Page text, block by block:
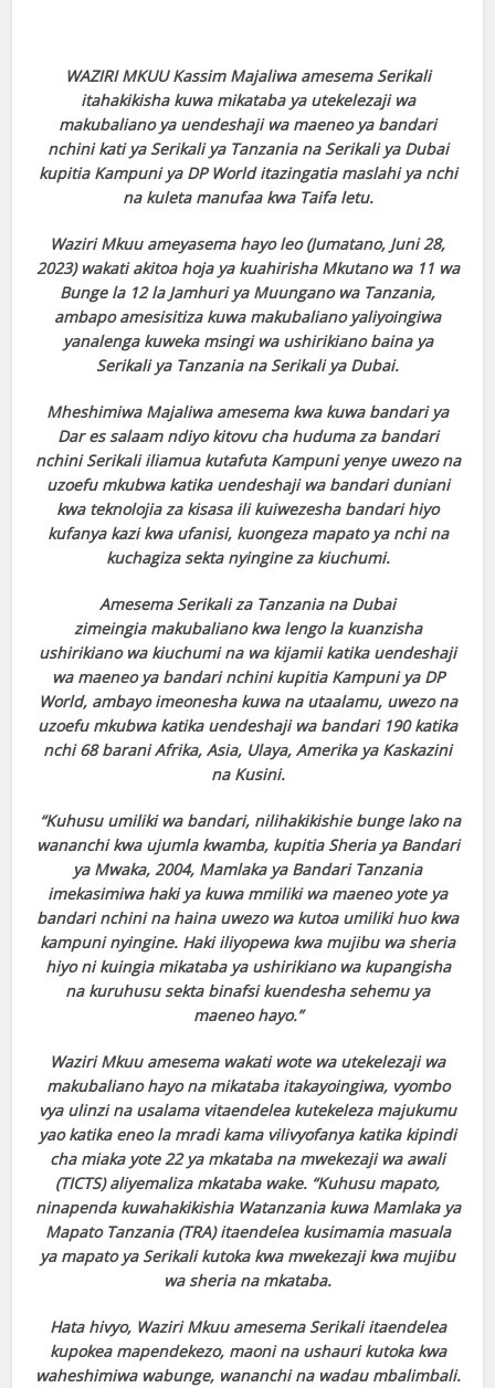
WAZIRI MKUU Kassim Majaliwa amesema Serikali
itahakikisha kuwa mikataba ya utekelezaji wa
makubaliano ya uendeshaji wa maeneo ya bandari
nchini kati ya Serikali ya Tanzania na Serikali ya Dubai
kupitia Kampuni ya DP World itazingatia maslahi ya nchi
na kuleta manufaa kwa Taifa letu.
Waziri Mkuu ameyasema hayo leo (Jumatano, Juni 28,
2023) wakati akitoa hoja ya kuahirisha Mkutano wa 11 wa
Bunge la 12 la Jamhuri ya Muungano wa Tanzania,
ambapo amesisitiza kuwa makubaliano yaliyoingiwa
yanalenga kuweka msingi wa ushirikiano baina ya
Serikali ya Tanzania na Serikali ya Dubai.
Mheshimiwa Majaliwa amesema kwa kuwa bandari ya
Dar es salaam ndiyo kitovu cha huduma za bandari
nchini Serikali iliamua kutafuta Kampuni yenye uwezo na
uzoefu mkubwa katika uendeshaji wa bandari duniani
kwa teknolojia za kisasa ili kuiwezesha bandari hiyo
kufanya kazi kwa ufanisi, kuongeza mapato ya nchi na
kuchagiza sekta nyingine za kiuchumi.
Amesema Serikali za Tanzania na Dubai
zimeingia makubaliano kwa lengo la kuanzisha
ushirikiano wa kiuchumi na wa kijamii katika uendeshaji
wa maeneo ya bandari nchini kupitia Kampuni ya DP
World, ambayo imeonesha kuwa na utaalamu, uwezo na
uzoefu mkubwa katika uendeshaji wa bandari 190 katika
nchi 68 barani Afrika, Asia, Ulaya, Amerika ya Kaskazini
na Kusini.
“Kuhusu umiliki wa bandari, nilihakikishie bunge lako na
wananchi kwa ujumla kwamba, kupitia Sheria ya Bandari
ya Mwaka, 2004, Mamlaka ya Bandari Tanzania
imekasimiwa haki ya kuwa mmiliki wa maeneo yote ya
bandari nchini na haina uwezo wa kutoa umiliki huo kwa
kampuni nyingine. Haki iliyopewa kwa mujibu wa sheria
hiyo ni kuingia mikataba ya ushirikiano wa kupangisha
na kuruhusu sekta binafsi kuendesha sehemu ya
maeneo hayo.”
Waziri Mkuu amesema wakati wote wa utekelezaji wa
makubaliano hayo na mikataba itakayoingiwa, vyombo
vya ulinzi na usalama vitaendelea kutekeleza majukumu
yao katika eneo la mradi kama vilivyofanya katika kipindi
cha miaka yote 22 ya mkataba na mwekezaji wa awali
(TICTS) aliyemaliza mkataba wake. “Kuhusu mapato,
ninapenda kuwahakikishia Watanzania kuwa Mamlaka ya
Mapato Tanzania (TRA) itaendelea kusimamia masuala
ya mapato ya Serikali kutoka kwa mwekezaji kwa mujibu
wa sheria na mkataba.
Hata hivyo, Waziri Mkuu amesema Serikali itaendelea
kupokea mapendekezo, maoni na ushauri kutoka kwa
waheshimiwa wabunge, wananchi na wadau mbalimbali.